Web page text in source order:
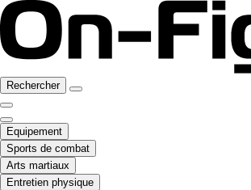
Rechercher
Equipement
Sports de combat
Arts martiaux
Entretien physique